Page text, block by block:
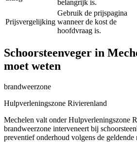
belangrijk is.
Prijsvergelijking
Gebruik de prijspagina
wanneer de kost de
hoofdvraag is.
Schoorsteenveger in
moet weten
brandweerzone
Hulpverleningszone Rivierenland
Mechelen valt onder Hulpverleningszone
brandweerzone interveneert bij
preventief onderhoud volgens de